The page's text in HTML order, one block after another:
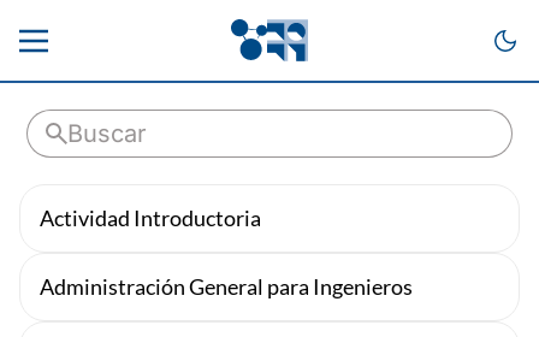
Actividad Introductoria
Administración General para Ingenieros